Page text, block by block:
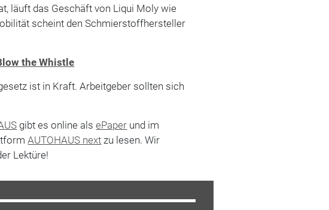
läuft das Geschäft von Liqui Moly wie
scheint den Schmierstoffhersteller
the Whistle
ist in Kraft. Arbeitgeber sollten sich
gibt es online alsePaper und im
AUTOHAUS next zu lesen. Wir
Lektüre!